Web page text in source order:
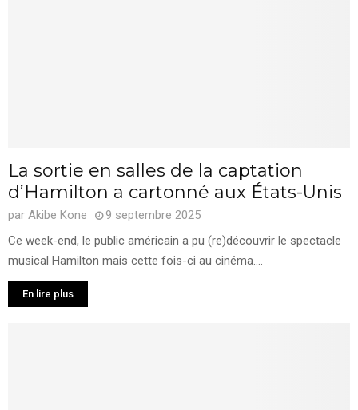
La sortie en salles de la captation
d’Hamilton a cartonné aux États-Unis
par Akibe Kone
9 septembre 2025
Ce week-end, le public américain a pu (re)découvrir le spectacle
musical Hamilton mais cette fois-ci au cinéma....
En lire plus